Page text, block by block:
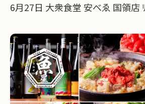
6月27日 大衆食堂 安べゑ 国領店